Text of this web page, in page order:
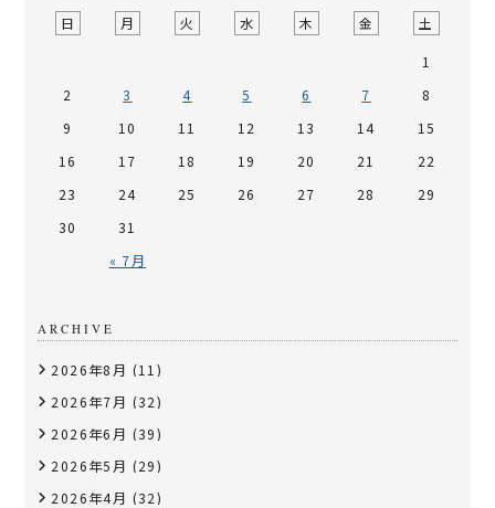
日 月 火 水 木 金 土
« 7月
1
2
3 4 5 6 7
8
9
10 11 12 13 14
15
16
17 18 19 20 21
22
23
24 25 26 27 28
29
30
31
ARCHIVE
2026年8月 (11)
2026年7月 (32)
2026年6月 (39)
2026年5月 (29)
2026年4月 (32)